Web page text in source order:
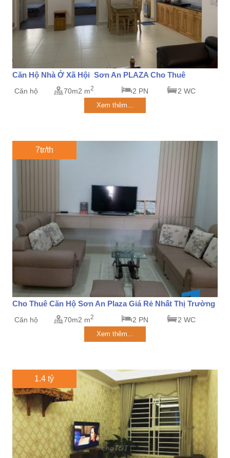
Căn Hộ Nhà Ở Xã Hội Sơn An PLAZA Cho Thuê
Căn hộ 70m2 m2 2 PN 2 WC
Xem thêm...
7tr/th
Cho Thuê Căn Hộ Sơn An Plaza Giá Rẻ Nhất Thị Trường
Căn hộ 70m2 m2 2 PN 2 WC
Xem thêm...
1.4 tỷ